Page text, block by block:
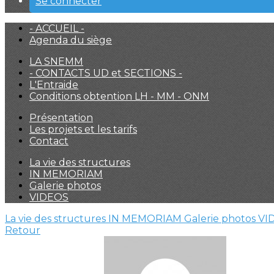
- ACCUEIL -
Agenda du siège
LA SNEMM
- CONTACTS UD et SECTIONS -
L'Entraide
Conditions obtention LH - MM - ONM
Présentation
Les projets et les tarifs
Contact
La vie des structures
IN MEMORIAM
Galerie photos
VIDEOS
La vie des structures IN MEMORIAM Galerie photos
Retour